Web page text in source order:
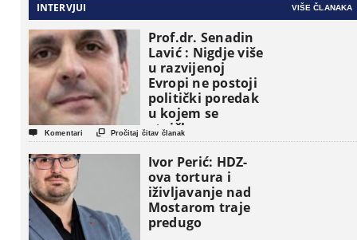
INTERVJUI VIŠE ČLANAKA
Prof.dr. Senadin
Lavić : Nigdje više
u razvijenoj
Evropi ne postoji
politički poredak
u kojem se
etničke grupe
pojavljuju kao
osnovne
političke jedinice
 Komentari  Pročitaj čitav članak
Ivor Perić: HDZ-
ova tortura i
iživljavanje nad
Mostarom traje
predugo